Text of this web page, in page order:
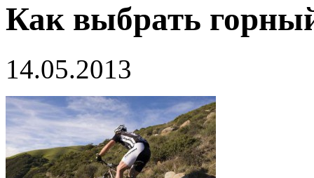
Как выбрать
14.05.2013